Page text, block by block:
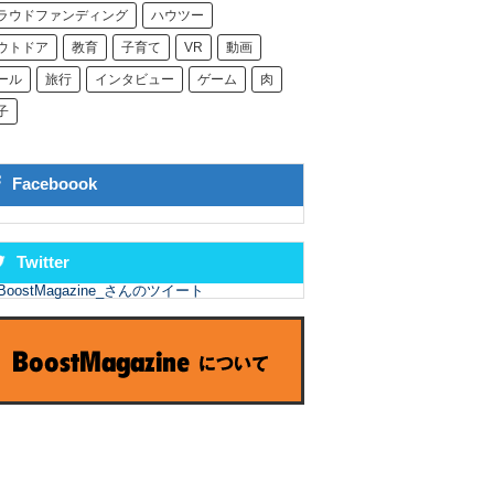
ウドファンディング ハウツー
トドア 教育 子育て VR 動画
ル 旅行 インタビュー ゲーム 肉
Faceboook
Twitter
さんのツイート